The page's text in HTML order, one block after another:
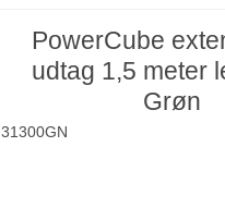
PowerCube
udtag 1,5 meter
Grøn
31300GN